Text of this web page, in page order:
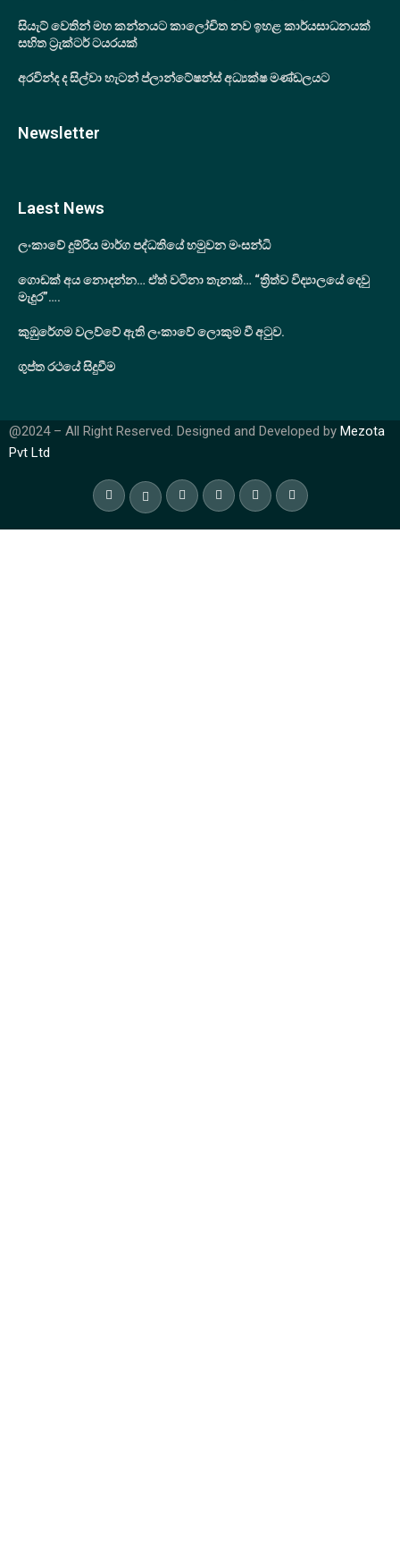
සියැට් වෙතින් මහ කන්නයට කාලෝචිත නව ඉහළ කාර්යසාධනයක්
සහිත ට්‍රැක්ටර් ටයරයක්
අරවින්ද ද සිල්වා හැටන් ප්ලාන්ටේෂන්ස් අධ්‍යක්ෂ මණ්ඩලයට
Newsletter
Laest News
ලංකාවේ දුම්රිය මාර්ග පද්ධතියේ හමුවන මංසන්ධි
ගොඩක් අය නොදන්න… ඒත් වටිනා තැනක්… “ත්‍රිත්ව විද්‍යාලයේ දෙවු
මැදුර”….
කුඹුරේගම වලව්වේ ඇති ලංකාවේ ලොකුම වී අටුව.
ගුප්ත රථයේ සිදුවීම
@2024 – All Right Reserved. Designed and Developed by Mezota
Pvt Ltd